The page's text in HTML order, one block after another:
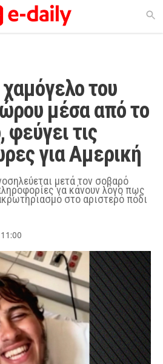
του
μέσα από το
φεύγει τις
για Αμερική
μετά τον σοβαρό
να κάνουν λόγο πως
στο αριστερό πόδι